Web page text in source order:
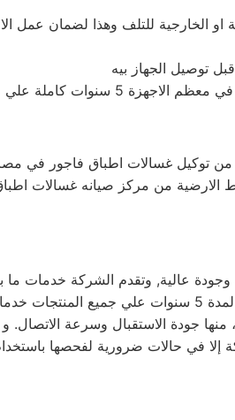
الخارجية للتلف وهذا لضمان عمل
توصيل الجهاز بيه
علي جميع الاجزاء
من توكيل غسالات اطباق فاجور في
الارضية من مركز صيانه غسالات
عالية, وتقدم الشركة خدمات ما
علي كافة الاجهزة لضمان سلامة أجهزتك سواء كانت ( ثلاجة – غسالة – بوتاجاز – ديب فريزر ) وتضمن الشركة
أسباب، منها جودة الاستقبال وسرعة
إلا في حالات ضرورية لفحصها